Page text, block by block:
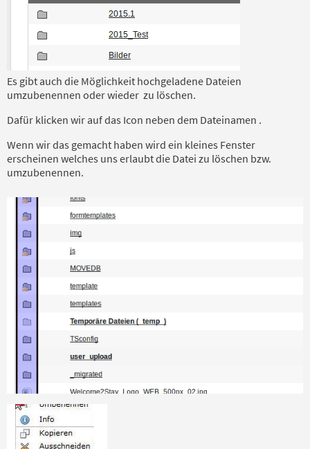
Es gibt auch die Möglichkeit hochgeladene Dateien
umzubenennen oder wieder zu löschen.
Dafür klicken wir auf das Icon neben dem Dateinamen .
Wenn wir das gemacht haben wird ein kleines Fenster
erscheinen welches uns erlaubt die Datei zu löschen bzw.
umzubenennen.